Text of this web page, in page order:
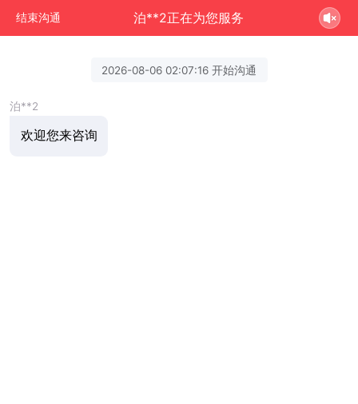
结束沟通 泊**2正在为您服务
2026-08-06 02:07:16 开始沟通
泊**2
欢迎您来咨询